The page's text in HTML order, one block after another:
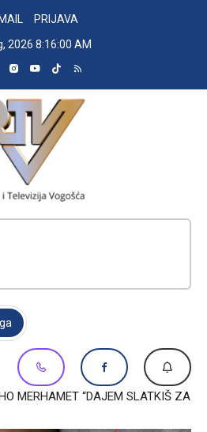
PRIJAVA
2026 8:16:01 AM
MERHAMET “DAJEM SLATKIŠ ZA